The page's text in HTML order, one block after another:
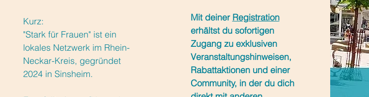
Kurz:
"Stark für Frauen" ist ein
lokales Netzwerk im Rhein-
Neckar-Kreis, gegründet
2024 in Sinsheim.
Mit deiner Registration
erhältst du sofortigen
Zugang zu exklusiven
Veranstaltungshinweisen,
Rabattaktionen und einer
Community, in der du dich